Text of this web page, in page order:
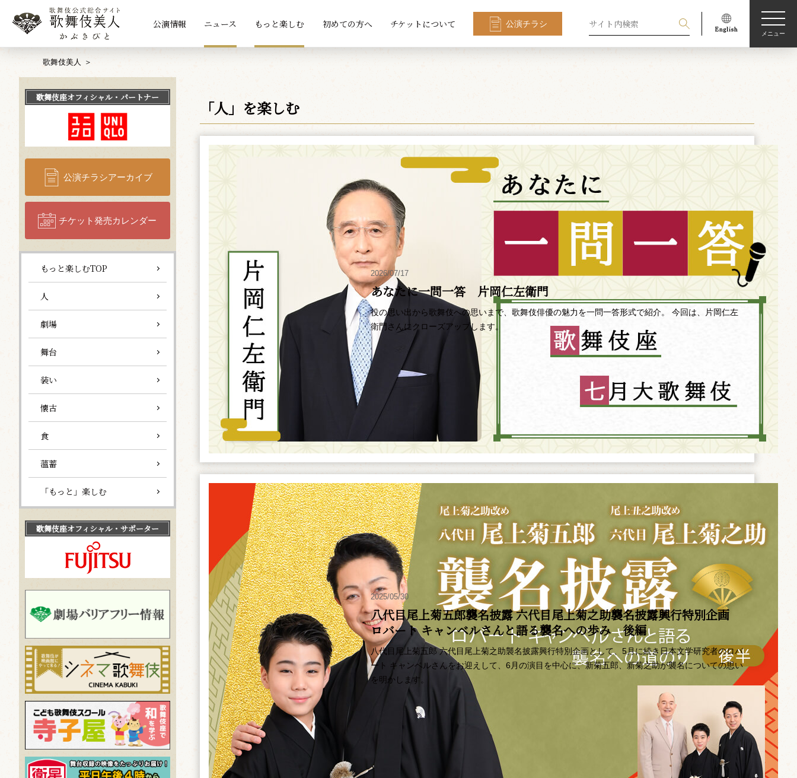
公演情報 ニュース もっと楽しむ 初めての方へ チケットについて 公演チラシ
メニュー
歌舞伎美人
「人」を楽しむ
2026/07/17
あなたに一問一答 片岡仁左衛門
役の思い出から歌舞伎への思いまで、歌舞伎俳優の魅力を一問一答形式で紹介。 今回は、片岡仁左
衛門さんにクローズアップします。
2025/05/30
八代目尾上菊五郎襲名披露 六代目尾上菊之助襲名披露興行特別企画 ――
ロバート キャンベルさんと語る襲名への歩み 後編
八代目尾上菊五郎 六代目尾上菊之助襲名披露興行特別企画として、5月に続き日本文学研究者のロバ
ート キャンベルさんをお迎えして、6月の演目を中心に、新菊五郎、新菊之助が襲名についての思い
を明かします。
歌舞伎座オフィシャル・パートナー
公演チラシアーカイブ
チケット発売カレンダー
もっと楽しむTOP
人
劇場
舞台
装い
懐古
食
薀蓄
「もっと」楽しむ
歌舞伎座オフィシャル・サポーター